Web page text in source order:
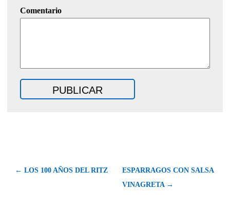
Comentario
← LOS 100 AÑOS DEL RITZ
ESPARRAGOS CON SALSA
VINAGRETA →